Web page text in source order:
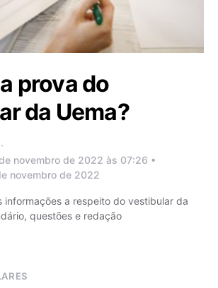
prova do
da Uema?
novembro de 2022 às 07:26 •
novembro de 2022
informações a respeito do vestibular da
questões e redação